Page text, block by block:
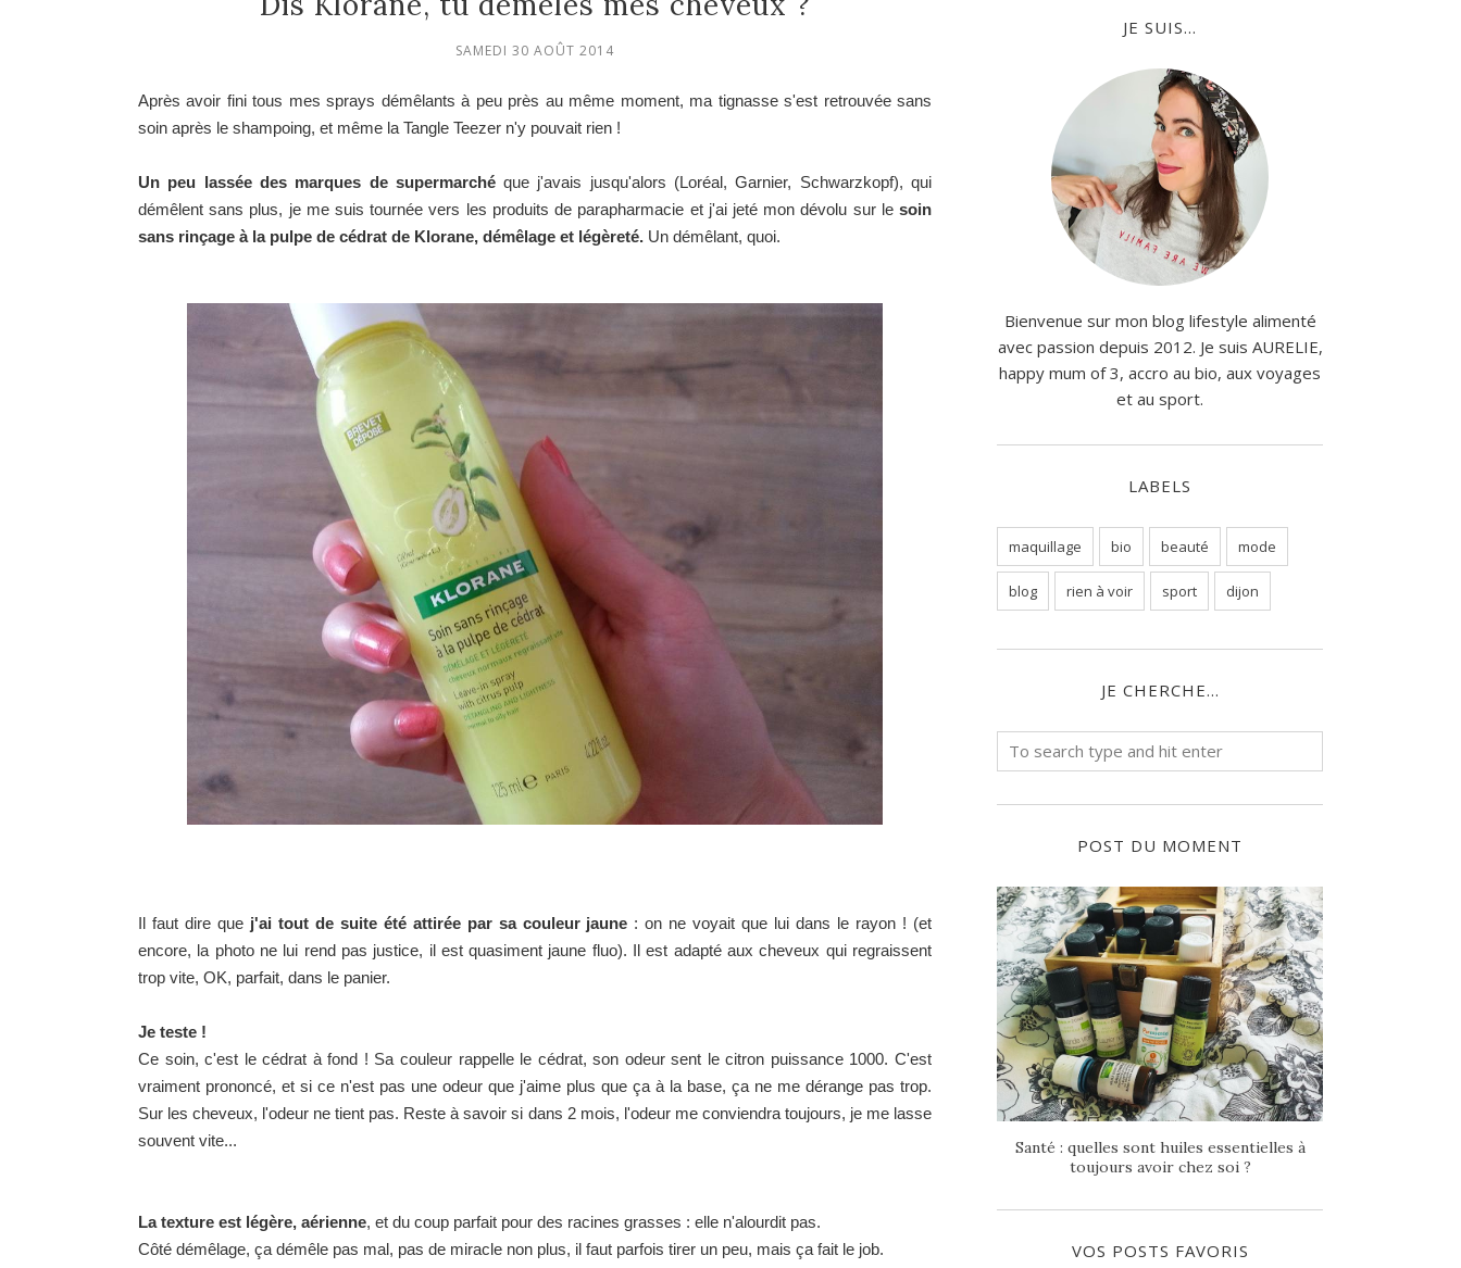
SAMEDI 30 AOÛT 2014
Après avoir fini tous mes sprays démêlants à peu près au même moment, ma tignasse s'est retrouvée sans
soin après le shampoing, et même la Tangle Teezer n'y pouvait rien !
Un peu lassée des marques de supermarchéque j'avais jusqu'alors (Loréal, Garnier, Schwarzkopf), qui
démêlent sans plus, je me suis tournée vers les produits de parapharmacie et j'ai jeté mon dévolu sur le soin
sans rinçage à la pulpe de cédrat de Klorane, démêlage et légèreté. Un démêlant, quoi.
Il faut dire que j'ai tout de suite été attirée par sa couleur jaune : on ne voyait que lui dans le rayon ! (et
encore, la photo ne lui rend pas justice, il est quasiment jaune fluo). Il est adapté aux cheveux qui regraissent
trop vite, OK, parfait, dans le panier.
Je teste !
Ce soin, c'est le cédrat à fond ! Sa couleur rappelle le cédrat, son odeur sent le citron puissance 1000. C'est
vraiment prononcé, et si ce n'est pas une odeur que j'aime plus que ça à la base, ça ne me dérange pas trop.
Sur les cheveux, l'odeur ne tient pas. Reste à savoir si dans 2 mois, l'odeur me conviendra toujours, je me lasse
souvent vite...
La texture est légère, aérienne, et du coup parfait pour des racines grasses : elle n'alourdit pas.
Côté démêlage, ça démêle pas mal, pas de miracle non plus, il faut parfois tirer un peu, mais ça fait le job.
JE SUIS...
Bienvenue sur mon blog lifestyle alimenté
avec passion depuis 2012. Je suis AURELIE,
happy mum of 3, accro au bio, aux voyages
et au sport.
LABELS
maquillage bio beauté mode
blog rien à voir sport dijon
JE CHERCHE...
POST DU MOMENT
Santé : quelles sont huiles essentielles à
toujours avoir chez soi ?
VOS POSTS FAVORIS